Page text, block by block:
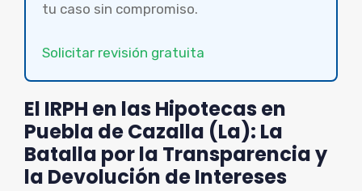
tu caso sin compromiso.
Solicitar revisión gratuita
El IRPH en las Hipotecas en
Puebla de Cazalla (La): La
Batalla por la Transparencia y
la Devolución de Intereses